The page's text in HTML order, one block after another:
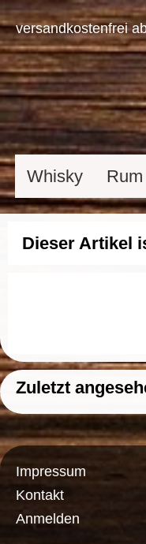
versandkostenfrei
Whisky Rum
Dieser Artikel
Zuletzt
Impressum
Kontakt
Anmelden